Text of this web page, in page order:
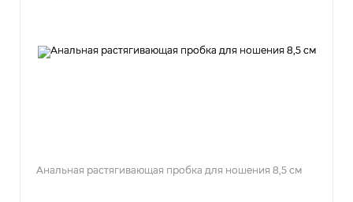
Анальная растягивающая пробка для ношения 8,5 см